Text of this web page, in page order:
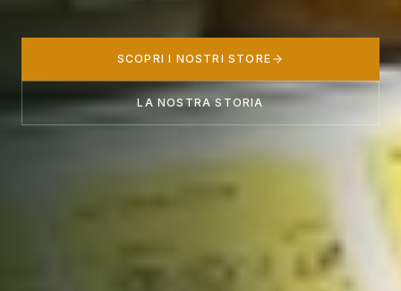
SCOPRI I NOSTRI STORE
LA NOSTRA STORIA